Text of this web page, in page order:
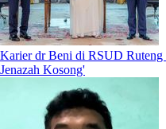
Karier dr Beni di RSUD Ruteng
Jenazah Kosong'